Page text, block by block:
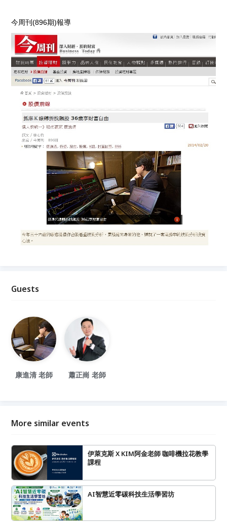
今周刊(896期)報導
Guests
康進清 老師 蕭正崗 老師
More similar events
伊萊克斯 X KIM阿金老師 咖啡機拉花教學
課程
AI智慧近零碳科技生活學習坊